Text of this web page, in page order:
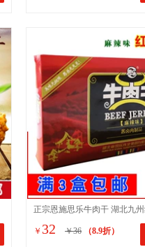
正宗恩施思乐牛肉干 湖北九
克麻辣味 特产小吃零食
￥ 32 ￥36 （8.9折）